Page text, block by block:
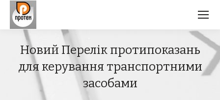
Новий Перелік протипоказань
для керування транспортними
засобами